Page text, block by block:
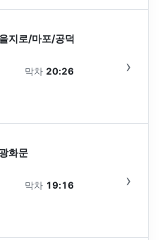
지로/마포/공덕
막차 20:26
›
화문
막차 19:16
›